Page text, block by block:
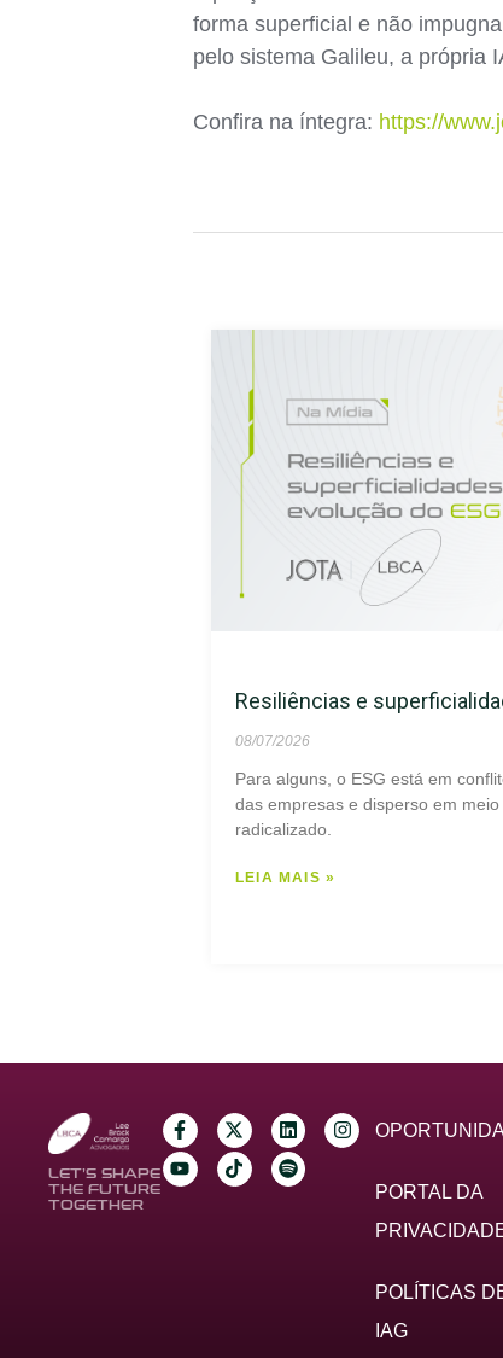
forma superficial e não
pelo sistema Galileu, a própria
Confira na íntegra: https://
Resiliências e
08/07/2026
Para alguns, o ESG está em
das empresas e disperso em
radicalizado.
LEIA MAIS »
LET’S SHAPE
THE FUTURE
TOGETHER
PORTAL DA
POLÍTICAS
IAG